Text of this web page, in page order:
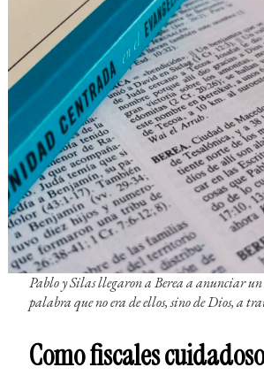
Pablo y Silas llegaron a Berea a anunciar un
palabra que no era de ellos, sino de Dios, a
Como fiscales